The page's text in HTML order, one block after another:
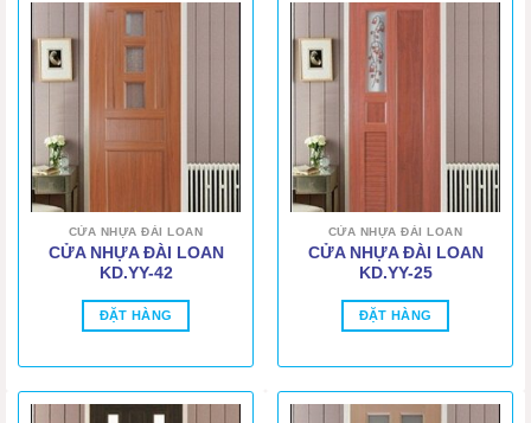
CỬA NHỰA ĐÀI LOAN
CỬA NHỰA ĐÀI LOAN
KD.YY-42
ĐẶT HÀNG
CỬA NHỰA ĐÀI LOAN
CỬA NHỰA ĐÀI LOAN
KD.YY-25
ĐẶT HÀNG